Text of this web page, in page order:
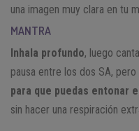
una imagen muy clara en tu
MANTRA
Inhala profundo, luego
pausa entre los dos SA,
para que puedas entonar
sin hacer una respiración